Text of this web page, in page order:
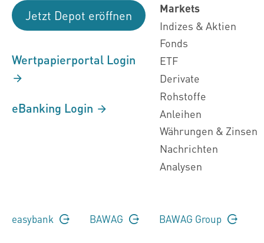
Jetzt Depot eröffnen
Wertpapierportal Login
eBanking Login
Markets
Indizes & Aktien
Fonds
ETF
Derivate
Rohstoffe
Anleihen
Währungen & Zinsen
Nachrichten
Analysen
easybank BAWAG BAWAG Group